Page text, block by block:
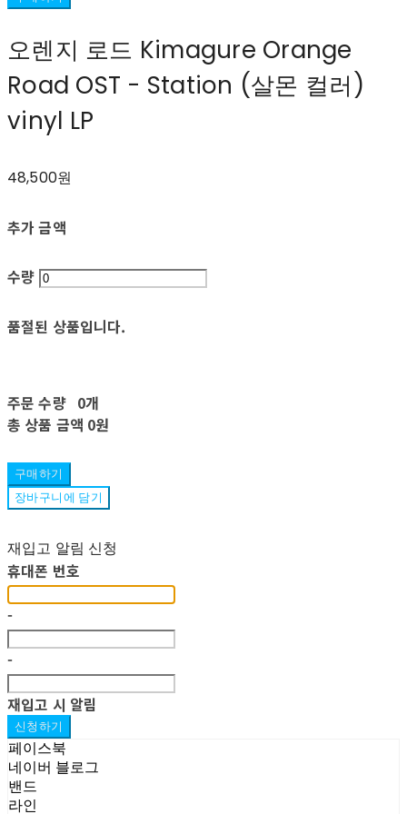
오렌지 로드 Kimagure Orange
Road OST - Station (살몬 컬러)
vinyl LP
48,500원
추가 금액
수량
품절된 상품입니다.
주문 수량 0개
총 상품 금액 0원
구매하기
장바구니에 담기
재입고 알림 신청
휴대폰 번호
-
-
재입고 시 알림
신청하기
페이스북
네이버 블로그
밴드
라인